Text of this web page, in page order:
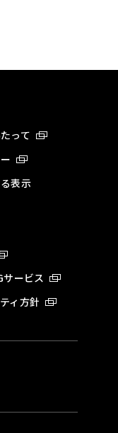
って
表示
サービス
ィ方針